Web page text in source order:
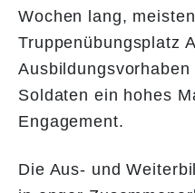
Wochen lang,
Truppenübungsplatz
Soldaten ein hohes
Engagement.
Die Aus- und